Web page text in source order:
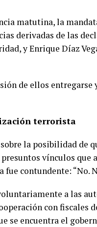
matutina, la
derivadas de las
y Enrique Díaz
de ellos entregarse
terrorista
la posibilidad de
vínculos que
fue contundente: “No.
a las
con fiscales
se encuentra el